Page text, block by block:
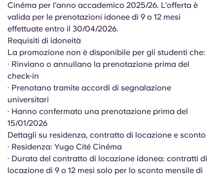
Chinese
Español
Italian
French
Seleziona una residenza
Accedi
Cinéma per l’anno accademico 2025/26. L’offerta è
valida per le prenotazioni idonee di 9 o 12 mesi
effettuate entro il 30/04/2026.
Requisiti di idoneità
La promozione non è disponibile per gli studenti che:
· Rinviano o annullano la prenotazione prima del
check-in
· Prenotano tramite accordi di segnalazione
universitari
· Hanno confermato una prenotazione prima del
15/01/2026
Dettagli su residenza, contratto di locazione e sconto
· Residenza: Yugo Cité Cinéma
· Durata del contratto di locazione idonea: contratti di
locazione di 9 o 12 mesi solo per lo sconto mensile di